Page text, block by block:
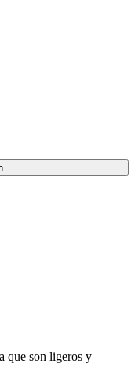
que son ligeros y